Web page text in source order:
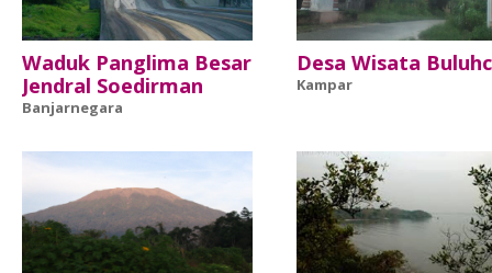
Waduk Panglima Besar
Jendral Soedirman
Banjarnegara
Desa Wisata
Kampar